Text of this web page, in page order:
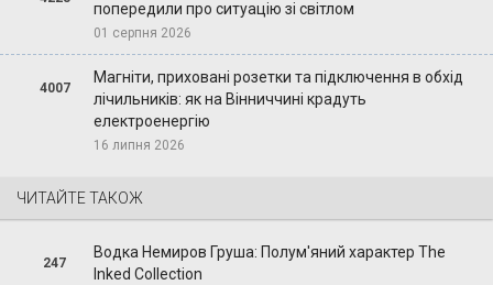
попередили про ситуацію зі світлом
01 серпня 2026
4007
Магніти, приховані розетки та підключення в обхід
лічильників: як на Вінниччині крадуть
електроенергію
16 липня 2026
ЧИТАЙТЕ ТАКОЖ
247
Водка Немиров Груша: Полум'яний характер The
Inked Collection